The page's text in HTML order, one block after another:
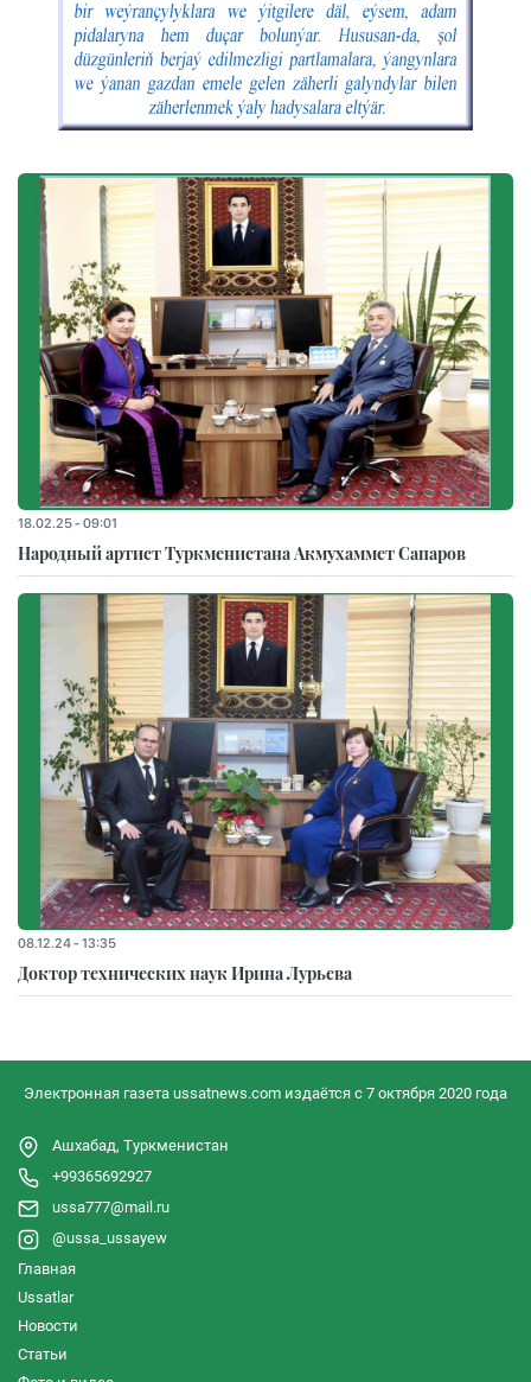
18.02.25 - 09:01
Народный артист Туркменистана Акмухаммет Сапаров
08.12.24 - 13:35
Доктор технических наук Ирина Лурьева
Электронная газета ussatnews.com издаётся с 7 октября 2020 года
Ашхабад, Туркменистан
+99365692927
ussa777@mail.ru
@ussa_ussayew
Главная
Ussatlar
Новости
Статьи